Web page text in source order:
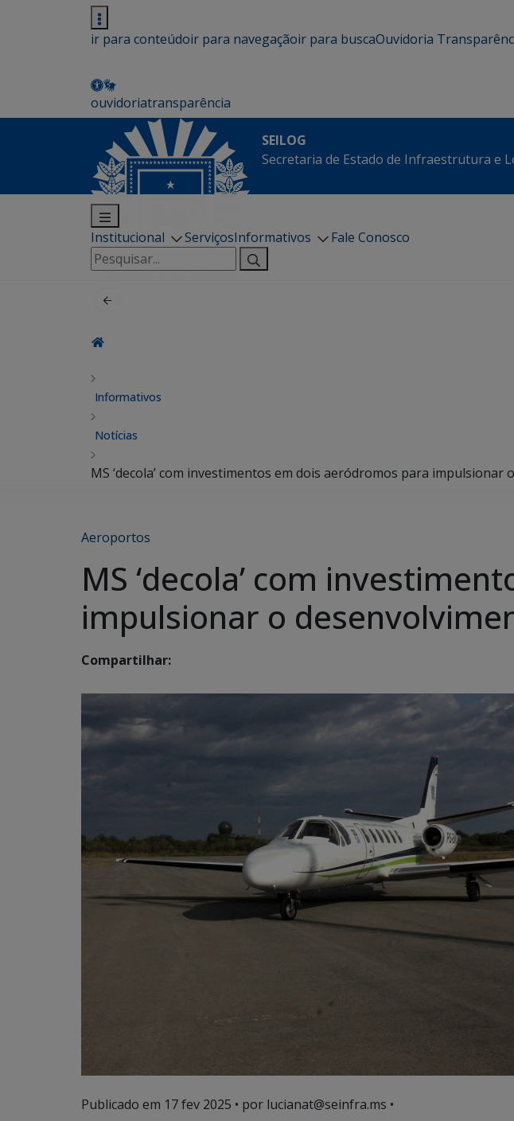
ir para conteúdoir para navegaçãoir para buscaOuvidoria
ouvidoriatransparência
SEILOG
Secretaria de Estado de Infraestrutura e
Institucional ServiçosInformativos
Fale Conosco
Pesquisar
por:
Informativos
Notícias
MS ‘decola’ com investimentos em dois aeródromos para
Aeroportos
MS ‘decola’ com
impulsionar o
Compartilhar:
Publicado em 17 fev 2025 • por lucianat@seinfra.ms •